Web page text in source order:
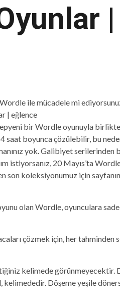
bir Wordle oyunuyla
saat boyunca çözülebilir, bu
yok. Galibiyet serilerinden
istiyorsanız, 20 Mayıs’ta
son koleksiyonumuz için
olan Wordle, oyunculara
çözmek için, her tahminden
kelimede görünmeyecektir.
Döşeme yeşile